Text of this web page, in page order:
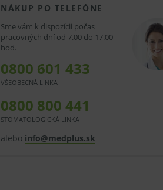
NÁKUP PO TELEFÓNE
Sme vám k dispozícii počas
pracovných dní od 7.00 do 17.00
hod.
0800 601 433
VŠEOBECNÁ LINKA
0800 800 441
STOMATOLOGICKÁ LINKA
alebo info@medplus.sk